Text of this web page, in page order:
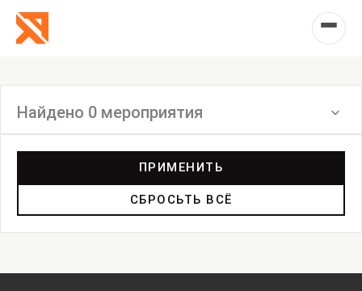
Найдено 0 мероприятия
ПРИМЕНИТЬ
СБРОСЬТЬ ВСЁ